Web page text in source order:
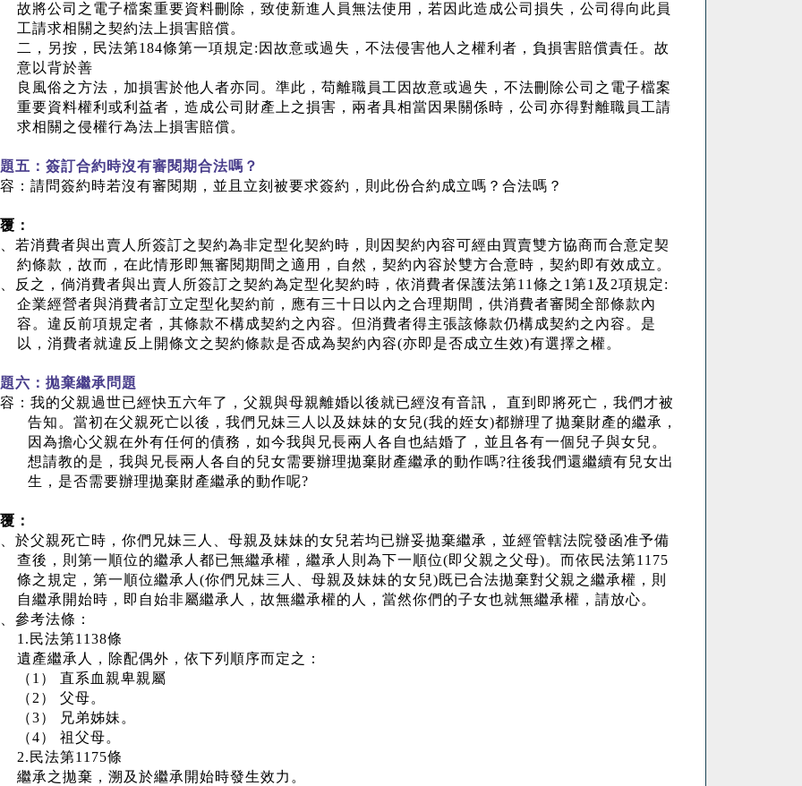
故將公司之電子檔案重要資料刪除，致使新進人員無法使用，若因此造成公司損失，公司得向此員
工請求相關之契約法上損害賠償。
二，另按，民法第184條第一項規定: 因故意或過失，不法侵害他人之權利者，負損害賠償責任。故
意以背於善
良風俗之方法，加損害於他人者亦同。準此，苟離職員工因故意或過失，不法刪除公司之電子檔案
重要資料權利或利益者，造成公司財產上之損害，兩者具相當因果關係時，公司亦得對離職員工請
求相關之侵權行為法上損害賠償。
五：簽訂合約時沒有審閱期合法嗎？
：請問簽約時若沒有審閱期，並且立刻被要求簽約，則此份合約成立嗎？合法嗎？
：
若消費者與出賣人所簽訂之契約為非定型化契約時，則因契約內容可經由買賣雙方協商而合意定契
約條款，故而，在此情形即無審閱期間之適用，自然，契約內容於雙方合意時，契約即有效成立。
反之，倘消費者與出賣人所簽訂之契約為定型化契約時，依消費者保護法第11 條之 1 第1 及 2項規定:
企業經營者與消費者訂立定型化契約前，應有三十日以內之合理期間，供消費者審閱全部條款內
容。違反前項規定者，其條款不構成契約之內容。但消費者得主張該條款仍構成契約之內容。是
以，消費者就違反上開條文之契約條款是否成為契約內容(亦即是否成立生效)有選擇之權。
六：拋棄繼承問題
：我的父親過世已經快五六年了，父親與母親離婚以後就已經沒有音訊， 直到即將死亡，我們才被
告知。當初在父親死亡以後，我們兄妹三人以及妹妹的女兒(我的姪女)都辦理了拋棄財產的繼承，
因為擔心父親在外有任何的債務，如今我與兄長兩人各自也結婚了，並且各有一個兒子與女兒。
想請教的是，我與兄長兩人各自的兒女需要辦理拋棄財產繼承的動作嗎?往後我們還繼續有兒女出
生，是否需要辦理拋棄財產繼承的動作呢?
：
於父親死亡時，你們兄妹三人、母親及妹妹的女兒若均已辦妥拋棄繼承，並經管轄法院發函准予備
查後，則第一順位的繼承人都已無繼承權，繼承人則為下一順位(即父親之父母)。而依民法第1175
條之規定，第一順位繼承人 (你們兄妹三人、母親及妹妹的女兒)既已合法拋棄對父親之繼承權，則
自繼承開始時，即自始非屬繼承人，故無繼承權的人，當然你們的子女也就無繼承權，請放心。
參考法條：
1. 民法第1138條
遺產繼承人，除配偶外，依下列順序而定之：
（ 1 ） 直系血親卑親屬
（ 2 ） 父母。
（3） 兄弟姊妹。
（4） 祖父母。
2. 民法第1175條
繼承之拋棄，溯及於繼承開始時發生效力。